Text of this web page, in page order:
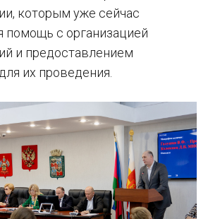
которым уже сейчас
помощь с организацией
и предоставлением
их проведения.